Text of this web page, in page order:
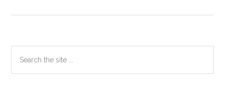
trương
Primary
Sidebar
the